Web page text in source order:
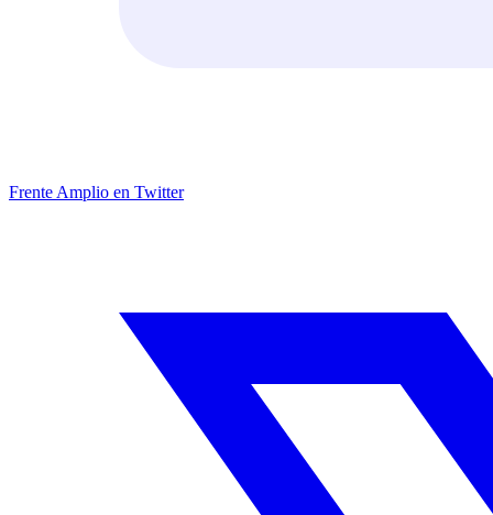
Frente Amplio en Twitter